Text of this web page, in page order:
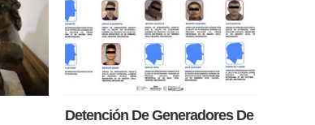
Detención De Generadores De